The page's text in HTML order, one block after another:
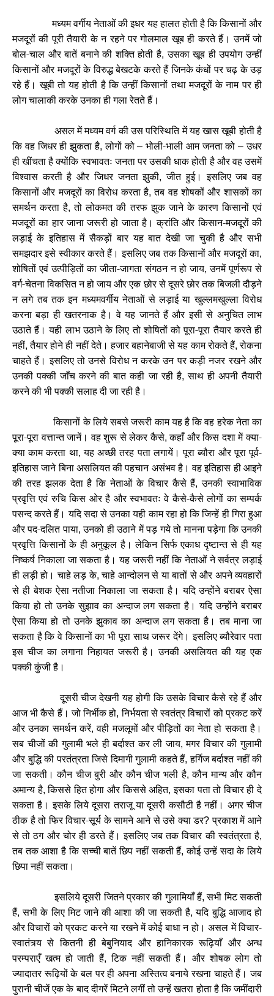
मध्यम वर्गीय नेताओं की इधर यह हालत होती है कि किसानों और
मजदूरों की पूरी तैयारी के न रहने पर गोलमाल खूब ही करते हैं। उनमें जो
बोल-चाल और बातें बनाने की शक्ति होती है,उसका खूब ही उपयोग उन्हीं
किसानों और मजदूरों के विरुद्ध बेखटके करते हैं जिनके कंधों पर चढ़ के उड़
रहे हैं। खूबी तो यह होती है कि उन्हीं किसानों तथा मजदूरों के नाम पर ही
लोग चालाकी करके उनका ही गला रेतते हैं।
असल में मध्यम वर्ग की उस परिस्थिति में यह खास खूबी होती है
कि वह जिधर ही झुकता है,लोगों को–भोली-भाली आम जनता को–उधर
ही खींचता है क्योंकि स्वभावतः जनता पर उसकी धाक होती है और वह उसमें
विश्वास करती है और जिधर जनता झुकी,जीत हुई। इसलिए जब वह
किसानों और मजदूरों का विरोध करता है,तब वह शोषकों और शासकों का
समर्थन करता है,तो लोकमत की तरफ झुक जाने के कारण किसानों एवं
मजदूरों का हार जाना जरूरी हो जाता है। क्रांति और किसान-मजदूरों की
लड़ाई के इतिहास में सैकड़ों बार यह बात देखी जा चुकी है और सभी
समझदार इसे स्वीकार करते हैं। इसलिए जब तक किसानों और मजदूरों का,
शोषितों एवं उत्पीड़ितों का जीता-जागता संगठन न हो जाय,उनमें पूर्णरूप से
वर्ग-चेतना विकसित न हो जाय और एक छोर से दूसरे छोर तक बिजली दौड़ने
न लगे तब तक इन मध्यमवर्गीय नेताओं से लड़ाई या खुल्लमखुल्ला विरोध
करना बड़ा ही खतरनाक है। वे यह जानते हैं और इसी से अनुचित लाभ
उठाते हैं। यही लाभ उठाने के लिए तो शोषितों को पूरा-पूरा तैयार करते ही
नहीं,तैयार होने ही नहीं देते। हजार बहानेबाजी से यह काम रोकते हैं,रोकना
चाहते हैं। इसलिए तो उनसे विरोध न करके उन पर कड़ी नजर रखने और
उनकी पक्की जाँच करने की बात कही जा रही है,साथ ही अपनी तैयारी
करने की भी पक्की सलाह दी जा रही है।
किसानों के लिये सबसे जरूरी काम यह है कि वह हरेक नेता का
पूरा-पूरा वत्तान्त जानें। वह शुरू से लेकर कैसे,कहाँ और किस दशा में क्या-
क्या काम करता था,यह अच्छी तरह पता लगायें। पूरा ब्यौरा और पूरा पूर्व-
इतिहास जाने बिना असलियत की पहचान असंभव है। वह इतिहास ही आइने
की तरह झलक देता है कि नेताओं के विचार कैसे हैं,उनकी स्वाभाविक
प्रवृत्ति एवं रुचि किस ओर है और स्वभावतः वे कैसे-कैसे लोगों का सम्पर्क
पसन्द करते हैं। यदि सदा से उनका यही काम रहा हो कि जिन्हें ही गिरा हुआ
और पद-दलित पाया,उनको ही उठाने में पड़ गये तो मानना पड़ेगा कि उनकी
प्रवृत्ति किसानों के ही अनुकूल है। लेकिन सिर्फ एकाध दृष्टान्त से ही यह
निष्कर्ष निकाला जा सकता है। यह जरूरी नहीं कि नेताओं ने सर्वत्र लड़ाई
ही लड़ी हो। चाहे लड़ के,चाहे आन्दोलन से या बातों से और अपने व्यवहारों
से ही बेशक ऐसा नतीजा निकाला जा सकता है। यदि उन्होंने बराबर ऐसा
किया हो तो उनके सुझाव का अन्दाज लग सकता है। यदि उन्होंने बराबर
ऐसा किया हो तो उनके झुकाव का अन्दाज लग सकता है। तब माना जा
सकता है कि वे किसानों का भी पूरा साथ जरूर देंगे। इसलिए ब्यौरेवार पता
इस चीज का लगाना निहायत जरूरी है। उनकी असलियत की यह एक
पक्की कुंजी है।
दूसरी चीज देखनी यह होगी कि उसके विचार कैसे रहे हैं और
आज भी कैसे हैं। जो निर्भीक हो,निर्भयता से स्वतंत्र विचारों को प्रकट करें
और उनका समर्थन करें,वही मजलूमों और पीड़ितों का नेता हो सकता है।
सब चीजों की गुलामी भले ही बर्दाश्त कर ली जाय,मगर विचार की गुलामी
और बुद्धि की परतंत्रता जिसे दिमागी गुलामी कहते हैं,हर्गिज बर्दाश्त नहीं की
जा सकती। कौन चीज बुरी और कौन चीज भली है,कौन मान्य और कौन
अमान्य है,किससे हित होगा और किससे अहित,इसका पता तो विचार ही दे
सकता है। इसके लिये दूसरा तराजू या दूसरी कसौटी है नहीं। अगर चीज
ठीक है तो फिर विचार-सूर्य के सामने आने से उसे क्या डर?प्रकाश में आने
से तो ठग और चोर ही डरते हैं। इसलिए जब तक विचार की स्वतंत्रता है,
तब तक आशा है कि सच्ची बातें छिप नहीं सकती हैं,कोई उन्हें सदा के लिये
छिपा नहीं सकता।
इसलिये दूसरी जितने प्रकार की गुलामियाँ हैं,सभी मिट सकती
हैं,सभी के लिए मिट जाने की आशा की जा सकती है,यदि बुद्धि आजाद हो
और विचारों को प्रकट करने या रखने में कोई बाधा न हो। असल में विचार-
स्वातंत्र्य से कितनी ही बेबुनियाद और हानिकारक रूढ़ियाँ और अन्ध
परम्पराएँ खत्म हो जाती हैं,टिक नहीं सकती हैं। और शोषक लोग तो
ज्यादातर रूढ़ियों के बल पर ही अपना अस्तित्व बनाये रखना चाहते हैं। जब
पुरानी चीजें एक के बाद दीगरें मिटने लगीं तो उन्हें खतरा होता है कि जमींदारी